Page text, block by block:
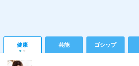
健康 芸能 ゴシップ